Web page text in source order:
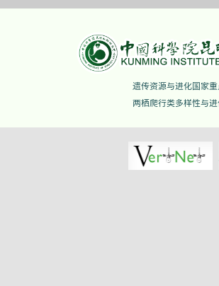
遗传资源与进化国家
两栖爬行类多样性与